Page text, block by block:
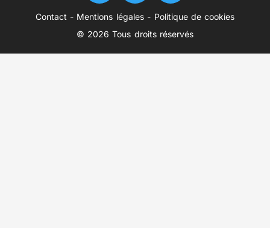
Contact - Mentions légales- Politique de cookies
© 2026 Tous droits réservés